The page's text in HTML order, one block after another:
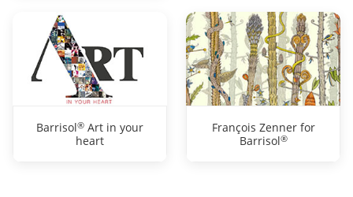
Barrisol® Art in your
heart
François Zenner for
Barrisol®